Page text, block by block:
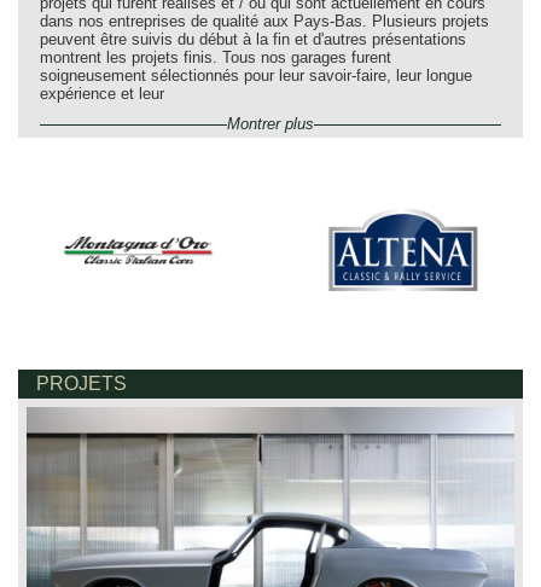
dans nos entreprises de qualité aux Pays-Bas. Plusieurs projets
peuvent être suivis du début à la fin et d'autres présentations
montrent les projets finis. Tous nos garages furent
soigneusement sélectionnés pour leur savoir-faire, leur longue
expérience et leur
Montrer plus
PROJETS